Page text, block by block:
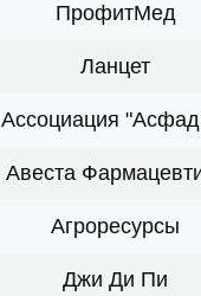
ПрофитМед
Ланцет
Ассоциация
Авеста
Агроресурсы
Джи Ди Пи